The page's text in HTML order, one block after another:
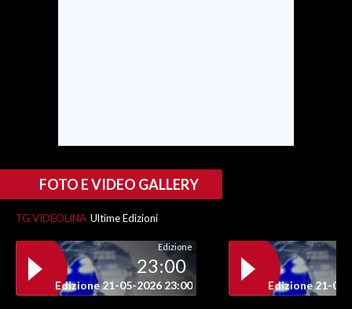
3 MINUTI CON
INFO AZIENDE
ABBONATI
FOTO E VIDEO GALLERY
TG VIDEOLINA Ultime Edizioni
Edizione
23:00
Edizione 21-05-2026 23:00 Edizione 21-05-